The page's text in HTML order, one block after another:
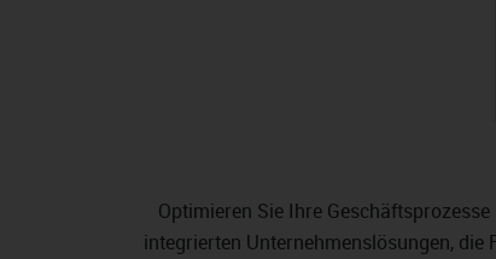
Optimieren Sie Ihre
integrierten Unternehmenslösungen,